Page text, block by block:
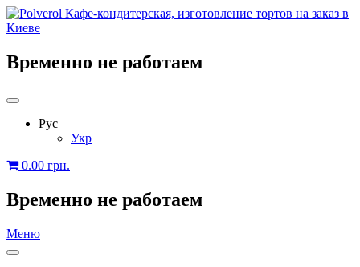
Временно не работаем
Рус
Укр
0.00 грн.
Временно не работаем
Меню